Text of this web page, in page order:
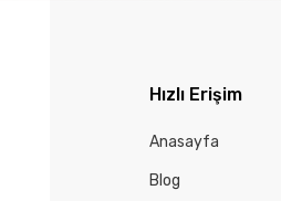
Hızlı Erişim
Anasayfa
Blog